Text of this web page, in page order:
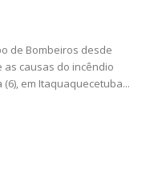
de Bombeiros desde
causas do incêndio
em Itaquaquecetuba...